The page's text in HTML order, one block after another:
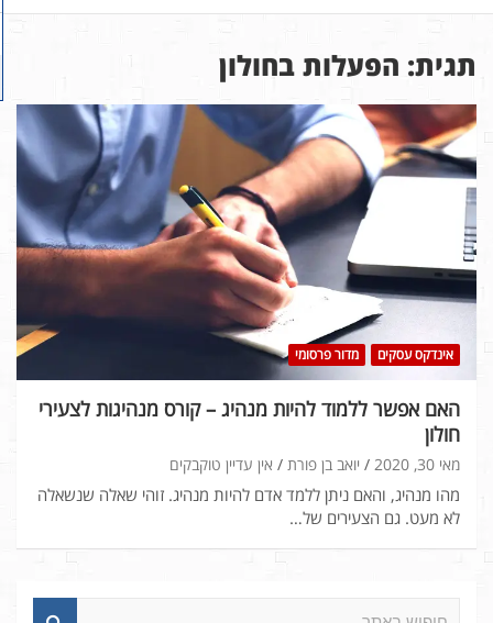
תגית: הפעלות בחולון
אינדקס עסקים מדור פרסומי
האם אפשר ללמוד להיות מנהיג – קורס מנהיגות לצעירי
חולון
מאי 30, 2020 יואב בן פורת אין עדיין טוקבקים
מהו מנהיג, והאם ניתן ללמד אדם להיות מנהיג. זוהי שאלה שנשאלה
לא מעט. גם הצעירים של…